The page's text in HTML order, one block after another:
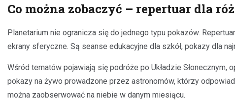
Co można zobaczyć – repertuar dla
Planetarium nie ogranicza się do jednego typu pokazów.
ekrany sferyczne. Są seanse edukacyjne dla szkół, pokazy dla
Wśród tematów pojawiają się podróże po Układzie
pokazy na żywo prowadzone przez astronomów, którzy
można zaobserwować na niebie w danym miesiącu.